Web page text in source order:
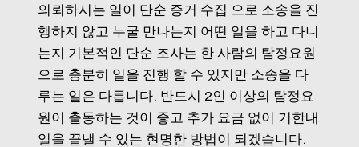
의뢰하시는 일이 단순 증거 수집 으로 소송을 진
행하지 않고 누굴 만나는지 어떤 일을 하고 다니
는지 기본적인 단순 조사는 한 사람의 탐정요원
으로 충분히 일을 진행 할 수 있지만 소송을 다
루는 일은 다릅니다. 반드시 2인 이상의 탐정요
원이 출동하는 것이 좋고 추가 요금 없이 기한내
일을 끝낼 수 있는 현명한 방법이 되겠습니다.